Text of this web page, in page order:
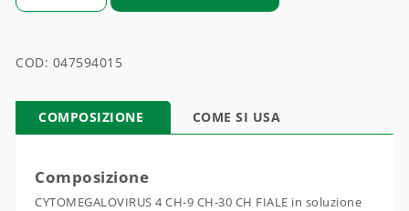
COD: 047594015
COMPOSIZIONE COME SI USA
Composizione
CYTOMEGALOVIRUS 4 CH-9 CH-30 CH FIALE in soluzione